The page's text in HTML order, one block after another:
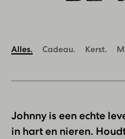
Alles. Cadeau. Kerst.
Johnny is een echte
in hart en nieren.